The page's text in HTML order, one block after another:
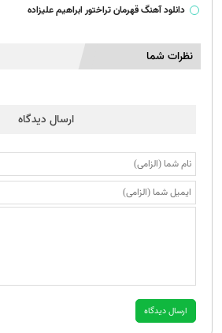
دانلود آهنگ قهرمان تراختور ابراهیم علیزاده
نظرات شما
ارسال دیدگاه